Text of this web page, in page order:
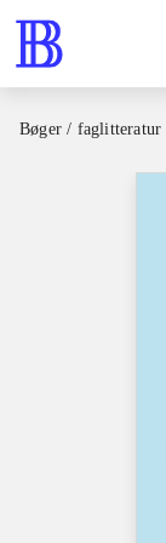
Bøger / faglitteratur